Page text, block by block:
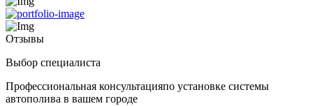
Отзывы
Выбор специалиста
Профессиональная консультацияпо установке системы
автополива в вашем городе